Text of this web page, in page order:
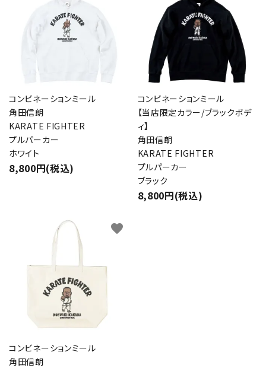
コンビネーションミール
角田信朗
KARATE FIGHTER
プルパーカー
ホワイト
8,800円(税込)
コンビネーションミール
【当店限定カラー/ブラックボデ
ィ】
角田信朗
KARATE FIGHTER
プルパーカー
ブラック
8,800円(税込)
コンビネーションミール
角田信朗
favorite
カテゴリー
検索する